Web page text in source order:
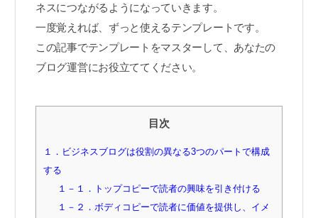
ネスにつながるようになっていきます。
一度覚えれば、ずっと使えるテンプレートです。
この記事でテンプレートをマスターして、あなたの
ブログ運営にお役立ててください。
目次
１．ビジネスブログは役割の異なる3つのパートで構成
する
１－１．トップコピーで読者の興味を引き付ける
１－２．ボディコピーで読者に価値を提供し、イメ